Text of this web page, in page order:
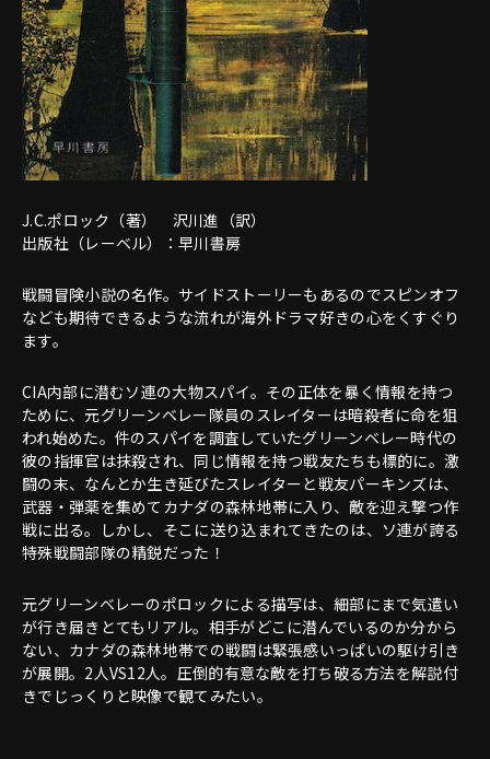
J.C.ポロック（著） 沢川進（訳）
出版社（レーベル）：早川書房
戦闘冒険小説の名作。サイドストーリーもあるのでスピンオフ
なども期待できるような流れが海外ドラマ好きの心をくすぐり
ます。
CIA内部に潜むソ連の大物スパイ。その正体を暴く情報を持つ
ために、元グリーンベレー隊員のスレイターは暗殺者に命を狙
われ始めた。件のスパイを調査していたグリーンベレー時代の
彼の指揮官は抹殺され、同じ情報を持つ戦友たちも標的に。激
闘の末、なんとか生き延びたスレイターと戦友パーキンズは、
武器・弾薬を集めてカナダの森林地帯に入り、敵を迎え撃つ作
戦に出る。しかし、そこに送り込まれてきたのは、ソ連が誇る
特殊戦闘部隊の精鋭だった！
元グリーンベレーのポロックによる描写は、細部にまで気遣い
が行き届きとてもリアル。相手がどこに潜んでいるのか分から
ない、カナダの森林地帯での戦闘は緊張感いっぱいの駆け引き
が展開。2人VS12人。圧倒的有意な敵を打ち破る方法を解説付
きでじっくりと映像で観てみたい。